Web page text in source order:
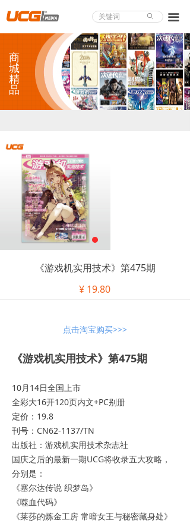
끀
About UCG
游戏评测
业界论道
游戏视频
商城精品
游戏大赏
小程序
个人中心
ꄙ
点击淘宝购买>>>
《游戏机实用技术》第475期
10月14日全国上市
全彩大16开120页内文+PC别册
定价：19.8
刊号：CN62-1137/TN
出版社：游戏机实用技术杂志社
国庆之后的最新一期UCG将收录五大攻略，
分别是：
《塞尔达传说 织梦岛》
《噬血代码》
《莱莎的炼金工房 常暗女王与秘密藏身处》
《游戏机实用技术》第475期
¥ 19.80
商
城
精
品